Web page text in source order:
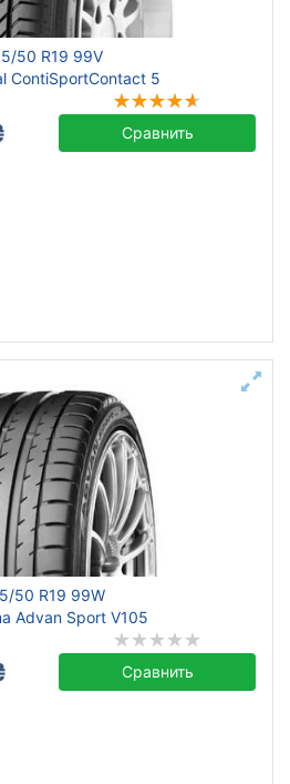
50 R19 99V
ContiSportContact 5
Сравнить
50 R19 99W
Advan Sport V105
Сравнить